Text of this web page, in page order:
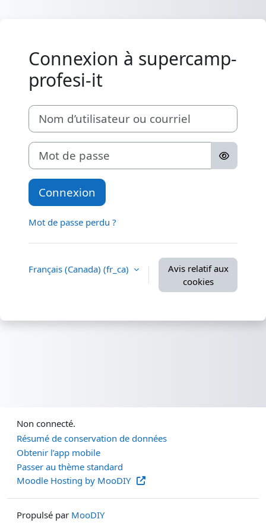
Connexion à supercamp-
profesi-it
Nom d’utilisateur ou courriel
Mot de passe
Connexion
Mot de passe perdu ?
Français (Canada) ‎(fr_ca)‎
Avis relatif aux
cookies
Non connecté.
Résumé de conservation de données
Obtenir l’app mobile
Passer au thème standard
Moodle Hosting by MooDIY
Propulsé par MooDIY